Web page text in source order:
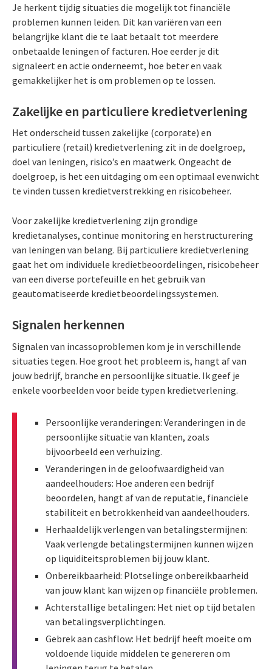
Je herkent tijdig situaties die mogelijk tot financiële
problemen kunnen leiden. Dit kan variëren van een
belangrijke klant die te laat betaalt tot meerdere
onbetaalde leningen of facturen. Hoe eerder je dit
signaleert en actie onderneemt, hoe beter en vaak
gemakkelijker het is om problemen op te lossen.
Zakelijke en particuliere kredietverlening
Het onderscheid tussen zakelijke (corporate) en
particuliere (retail) kredietverlening zit in de doelgroep,
doel van leningen, risico’s en maatwerk. Ongeacht de
doelgroep, is het een uitdaging om een optimaal evenwicht
te vinden tussen kredietverstrekking en risicobeheer.
Voor zakelijke kredietverlening zijn grondige
kredietanalyses, continue monitoring en herstructurering
van leningen van belang. Bij particuliere kredietverlening
gaat het om individuele kredietbeoordelingen, risicobeheer
van een diverse portefeuille en het gebruik van
geautomatiseerde kredietbeoordelingssystemen.
Signalen herkennen
Signalen van incassoproblemen kom je in verschillende
situaties tegen. Hoe groot het probleem is, hangt af van
jouw bedrijf, branche en persoonlijke situatie. Ik geef je
enkele voorbeelden voor beide typen kredietverlening.
Persoonlijke veranderingen: Veranderingen in de
persoonlijke situatie van klanten, zoals
bijvoorbeeld een verhuizing.
Veranderingen in de geloofwaardigheid van
aandeelhouders: Hoe anderen een bedrijf
beoordelen, hangt af van de reputatie, financiële
stabiliteit en betrokkenheid van aandeelhouders.
Herhaaldelijk verlengen van betalingstermijnen:
Vaak verlengde betalingstermijnen kunnen wijzen
op liquiditeitsproblemen bij jouw klant.
Onbereikbaarheid: Plotselinge onbereikbaarheid
van jouw klant kan wijzen op financiële problemen.
Achterstallige betalingen: Het niet op tijd betalen
van betalingsverplichtingen.
Gebrek aan cashflow: Het bedrijf heeft moeite om
voldoende liquide middelen te genereren om